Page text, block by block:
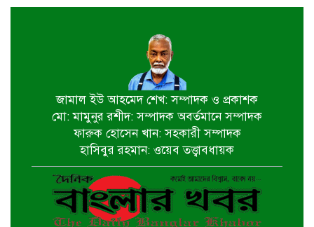
সম্মান দেয়া রাষ্ট্রের পবিত্র দায়িত্ব-ভারপ্রাপ্ত
৫ আগস্ট স্বাধীনতাপ্রিয় মানুষের বিজয়ের
দিন-প্রধানমন্ত্রী
পাইকগাছায় জুলাই গণঅভ্যুত্থান দিবস
পালিত
বটিয়াঘাটায় জুলাই গণঅভ্যুত্থান দিবস
উপলক্ষ্যে পুরস্কার বিতরণ ও সভা অনুষ্ঠিত
জামাল ইউ আহমেদ শেখ: সম্পাদক ও প্রকাশক
মো: মামুনুর রশীদ: সম্পাদক অবর্তমানে সম্পাদক
ফারুক হোসেন খান: সহকারী সম্পাদক
হাসিবুর রহমান: ওয়েব তত্ত্বাবধায়ক